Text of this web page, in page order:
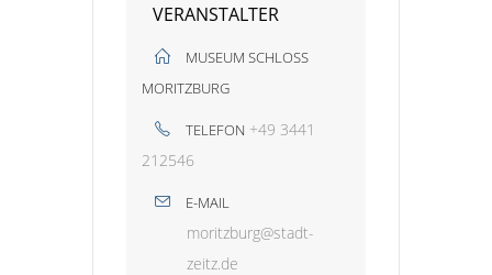
VERANSTALTER
MUSEUM SCHLOSS
MORITZBURG
TELEFON +49 3441
212546
E-MAIL
moritzburg@stadt-
zeitz.de